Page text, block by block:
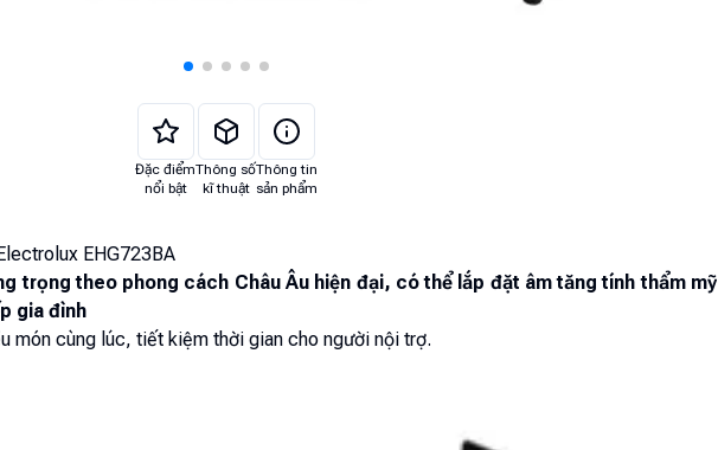
Đặc điểm
nổi bật
Thông số
kĩ thuật
Thông tin
sản phẩm
EHG723BA
trọng theo phong cách Châu Âu hiện đại, có thể lắp đặt âm tăng tính thẩm mỹ
gia đình
món cùng lúc, tiết kiệm thời gian cho người nội trợ.